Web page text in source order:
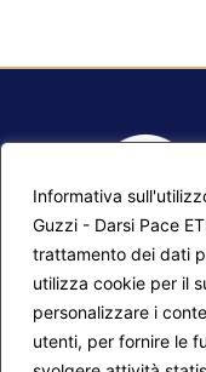
Informativa
Guzzi - Darsi Pace
trattamento dei dati
utilizza cookie per il
personalizzare i
utenti, per fornire le
Mappa del sito